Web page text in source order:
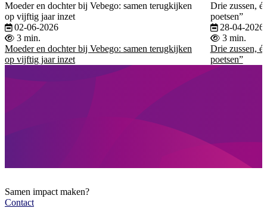
Moeder en dochter bij Vebego: samen terugkijken
op vijftig jaar inzet
02-06-2026
3 min.
Moeder en dochter bij Vebego: samen terugkijken
op vijftig jaar inzet
Drie zussen,
poetsen”
28-04-2026
3 min.
Drie zussen,
poetsen”
Samen impact maken?
Contact